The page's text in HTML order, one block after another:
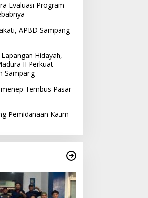
PPD Desak PLN Madura
Evaluasi Program Lisdes
Sumenep, Ini Sebabnya
Evaluasi Program
APBD Sampang
Hidayah,
II Perkuat
Sampang
Tembus Pasar
Pemidanaan Kaum